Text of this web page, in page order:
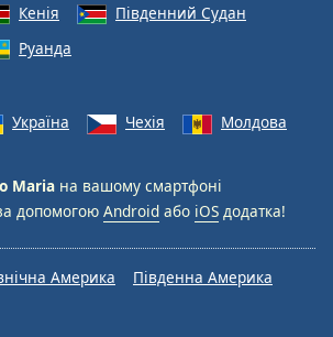
Кенія
Південний Судан
Руанда
Україна Чехія Молдова
Maria на вашому смартфоні
допомогою Android або iOS додатка!
Америка
Південна Америка